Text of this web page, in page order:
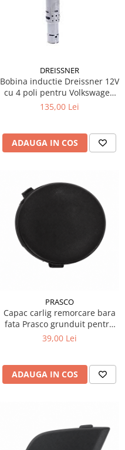
DREISSNER
Bobina inductie Dreissner 12V
cu 4 poli pentru Volkswagen
Scirocco III 1.4 TSI
135,00 Lei
ADAUGA IN COS
PRASCO
Capac carlig remorcare bara
fata Prasco grunduit pentru
Ford Focus 2 2007-2011
39,00 Lei
ADAUGA IN COS